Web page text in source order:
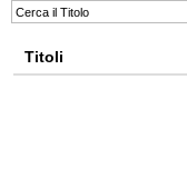
Titoli